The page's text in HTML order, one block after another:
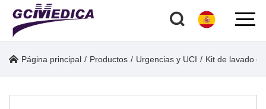
Página principal / Productos / Urgencias y UCI / Kit de lavado